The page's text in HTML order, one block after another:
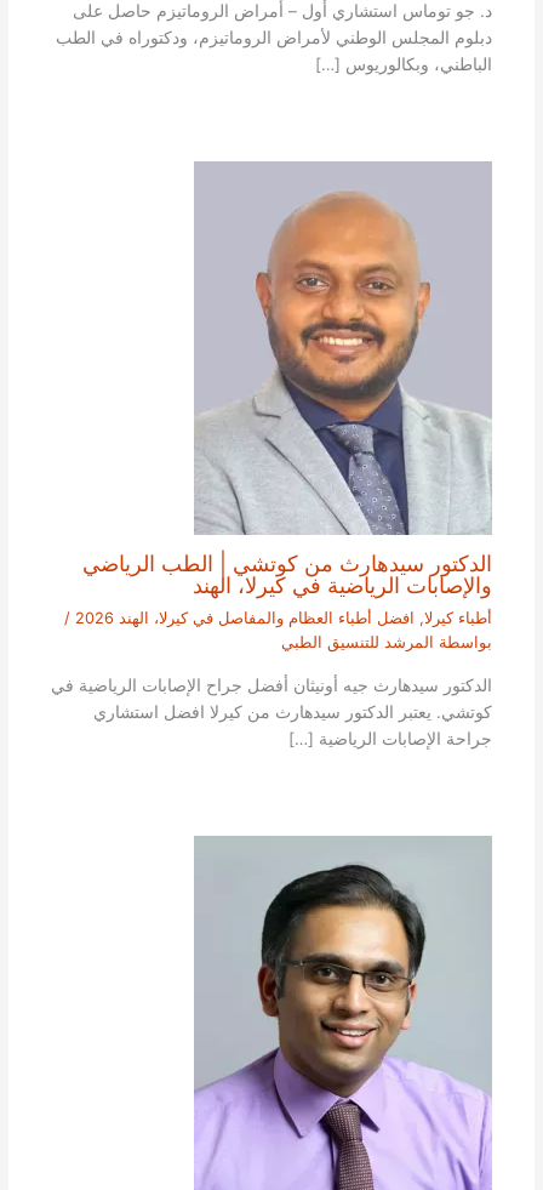
د. جو توماس استشاري أول – أمراض الروماتيزم حاصل على
دبلوم المجلس الوطني لأمراض الروماتيزم، ودكتوراه في الطب
الباطني، وبكالوريوس […]
الدكتور سيدهارث من كوتشي | الطب الرياضي
والإصابات الرياضية في كيرلا، الهند
أطباء كيرلا, افضل أطباء العظام والمفاصل في كيرلا، الهند 2026
/
بواسطة المرشد للتنسيق الطبي
الدكتور سيدهارث جيه أونيثان أفضل جراح الإصابات الرياضية في
كوتشي. يعتبر الدكتور سيدهارث من كيرلا افضل استشاري
جراحة الإصابات الرياضية […]